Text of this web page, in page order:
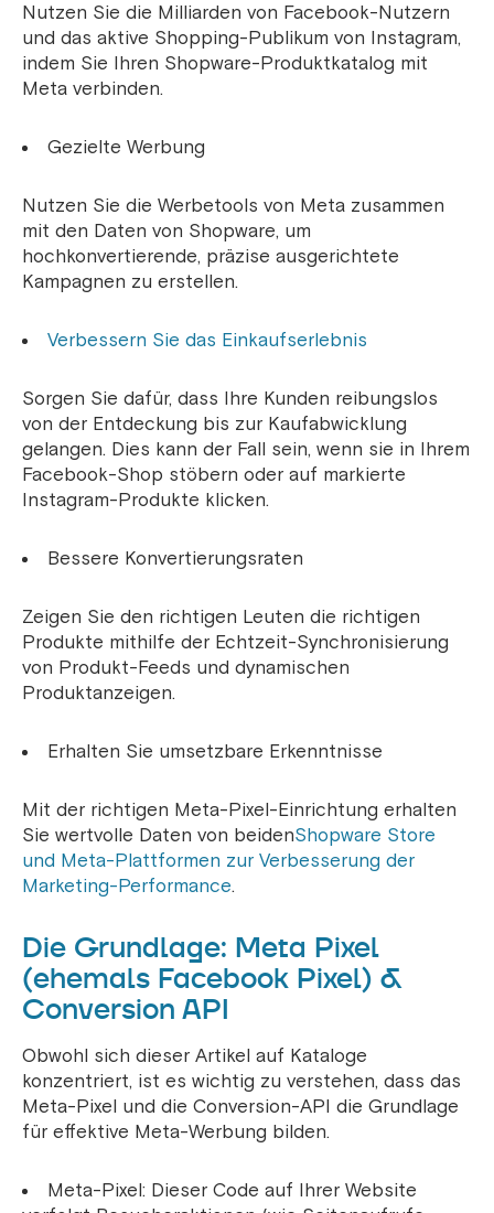
Nutzen Sie die Milliarden von Facebook-Nutzern
und das aktive Shopping-Publikum von Instagram,
indem Sie Ihren Shopware-Produktkatalog mit
Meta verbinden.
Gezielte Werbung
Nutzen Sie die Werbetools von Meta zusammen
mit den Daten von Shopware, um
hochkonvertierende, präzise ausgerichtete
Kampagnen zu erstellen.
Verbessern Sie das Einkaufserlebnis
Sorgen Sie dafür, dass Ihre Kunden reibungslos
von der Entdeckung bis zur Kaufabwicklung
gelangen. Dies kann der Fall sein, wenn sie in Ihrem
Facebook-Shop stöbern oder auf markierte
Instagram-Produkte klicken.
Bessere Konvertierungsraten
Zeigen Sie den richtigen Leuten die richtigen
Produkte mithilfe der Echtzeit-Synchronisierung
von Produkt-Feeds und dynamischen
Produktanzeigen.
Erhalten Sie umsetzbare Erkenntnisse
Mit der richtigen Meta-Pixel-Einrichtung erhalten
Sie wertvolle Daten von beidenShopware Store
und Meta-Plattformen zur Verbesserung der
Marketing-Performance.
Die Grundlage: Meta Pixel
(ehemals Facebook Pixel) &
Conversion API
Obwohl sich dieser Artikel auf Kataloge
konzentriert, ist es wichtig zu verstehen, dass das
Meta-Pixel und die Conversion-API die Grundlage
für effektive Meta-Werbung bilden.
Meta-Pixel: Dieser Code auf Ihrer Website